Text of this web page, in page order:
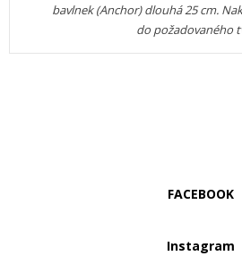
bavlnek (Anchor) dlouhá 25 cm.
do požadovaného
FACEBOOK
Instagram